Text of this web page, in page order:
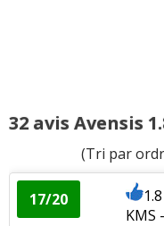
32 avis Avensis
(Tri par
17/20
KMS